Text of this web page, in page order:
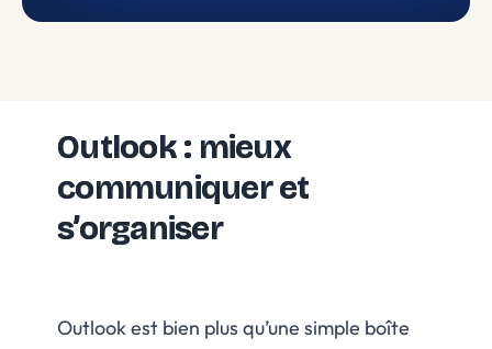
Outlook : mieux
communiquer et
s’organiser
Outlook est bien plus qu’une simple boîte